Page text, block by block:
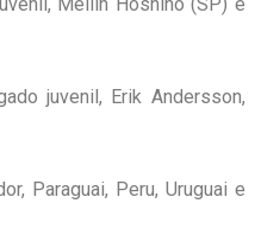
juvenil, Erik Andersson,
Paraguai, Peru, Uruguai e